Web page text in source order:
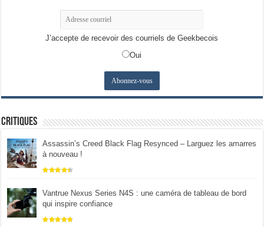
J’accepte de recevoir des courriels de Geekbecois
Oui
Critiques
Assassin’s Creed Black Flag Resynced – Larguez les amarres
à nouveau !
Vantrue Nexus Series N4S : une caméra de tableau de bord
qui inspire confiance